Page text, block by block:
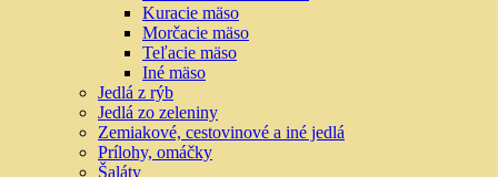
Kuracie mäso
Morčacie mäso
Teľacie mäso
Iné mäso
Jedlá z rýb
Jedlá zo zeleniny
Zemiakové, cestovinové a iné jedlá
Prílohy, omáčky
Šaláty